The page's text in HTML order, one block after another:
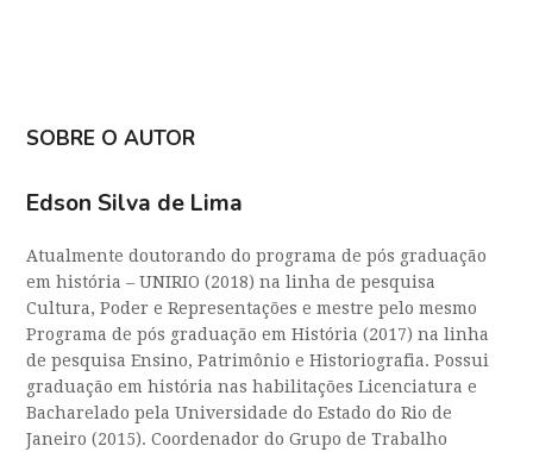
SOBRE O AUTOR
Edson Silva de Lima
Atualmente doutorando do programa de pós graduação
em história – UNIRIO (2018) na linha de pesquisa
Cultura, Poder e Representações e mestre pelo mesmo
Programa de pós graduação em História (2017) na linha
de pesquisa Ensino, Patrimônio e Historiografia. Possui
graduação em história nas habilitações Licenciatura e
Bacharelado pela Universidade do Estado do Rio de
Janeiro (2015). Coordenador do Grupo de Trabalho